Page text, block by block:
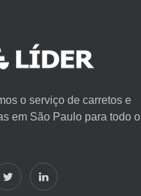
o serviço de carretos e
em São Paulo para todo o